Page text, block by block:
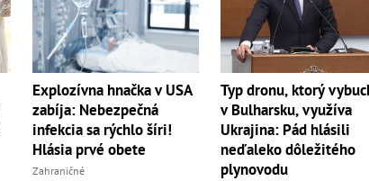
Explozívna hnačka v USA
zabíja: Nebezpečná
infekcia sa rýchlo šíri!
Hlásia prvé obete
Zahraničné
Typ dronu, ktorý
v Bulharsku, využíva
Ukrajina: Pád hlásili
neďaleko dôležitého
plynovodu